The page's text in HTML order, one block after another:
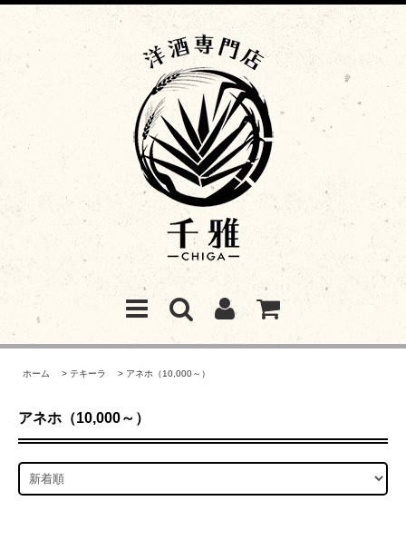
ホーム > テキーラ > アネホ（10,000～）
アネホ（10,000～）